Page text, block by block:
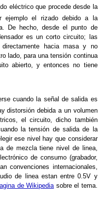
eléctrico que procede desde la
ejemplo el rizado debido a la
De hecho, desde el punto de
es un corto circuito; las
hacia masa y no
lado, para una tensión continua
abierto, y entonces no tiene
cuando la señal de salida es
distorsión debida a un volumen
el circuito, dicho también
la tensión de salida de la
ese nivel hay que considerar
de mezcla tiene nivel de linea,
de consumo (grabador,
convenciones internacionales,
de linea estan entre 0.5V y
de Wikipedia sobre el tema.